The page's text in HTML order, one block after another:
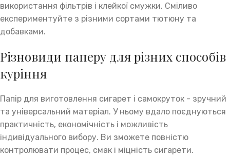
використання фільтрів і клейкої смужки. Сміливо
експериментуйте з різними сортами тютюну та
добавками.
Різновиди паперу для різних способів
куріння
Папір для виготовлення сигарет і самокруток - зручний
та універсальний матеріал. У ньому вдало поєднуються
практичність, економічність і можливість
індивідуального вибору. Ви зможете повністю
контролювати процес, смак і міцність сигарети.